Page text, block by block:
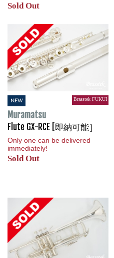
Sold Out
NEW Brasstek FUKUI
Muramatsu
Flute GX-RCE [即納可能］
Only one can be delivered
immediately!
Sold Out